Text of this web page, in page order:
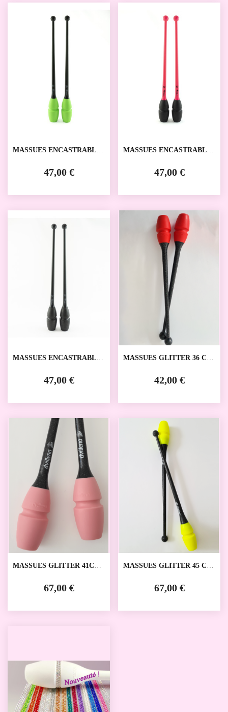
MASSUES ENCASTRABLES
47,00 €
MASSUES ENCASTRABLES
47,00 €
MASSUES ENCASTRABLES
47,00 €
MASSUES GLITTER 36 CM
42,00 €
MASSUES GLITTER 41CM
67,00 €
MASSUES GLITTER 45 CM
67,00 €